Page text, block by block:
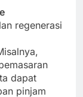
regenerasi
dapat
pinjam